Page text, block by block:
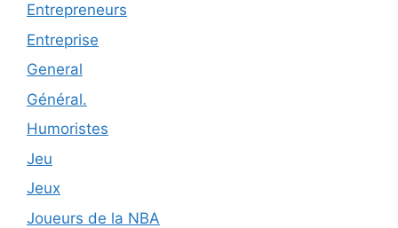
Entrepreneurs
Entreprise
General
Général.
Humoristes
Jeu
Jeux
Joueurs de la NBA